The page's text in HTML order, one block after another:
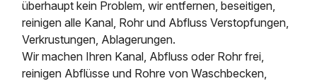
überhaupt kein Problem, wir entfernen, beseitigen,
reinigen alle Kanal, Rohr und Abfluss Verstopfungen,
Verkrustungen, Ablagerungen.
Wir machen Ihren Kanal, Abfluss oder Rohr frei,
reinigen Abflüsse und Rohre von Waschbecken,